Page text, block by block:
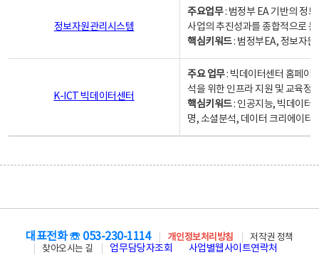
정보자원관리시스템
주요업무: 범정부 EA 기반의 정
사업의 추진성과를 종합적으로
핵심키워드: 범정부EA, 정보자
K-ICT 빅데이터센터
주요 업무: 빅데이터센터 홈페이
석을 위한 인프라 지원 및 교육정
핵심키워드: 인공지능, 빅데이터,
명, 소셜분석, 데이터 크리에이터
대표전화 ☏ 053-230-1114 개인정보처리방침
저작권 정책
찾아오시는 길
업무담당자조회 사업별웹사이트연락처